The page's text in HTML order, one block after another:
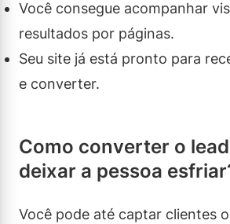
Você consegue acompanhar
resultados por páginas.
Seu site já está pronto para
e converter.
Como converter o
deixar a pessoa
Você pode até captar clientes